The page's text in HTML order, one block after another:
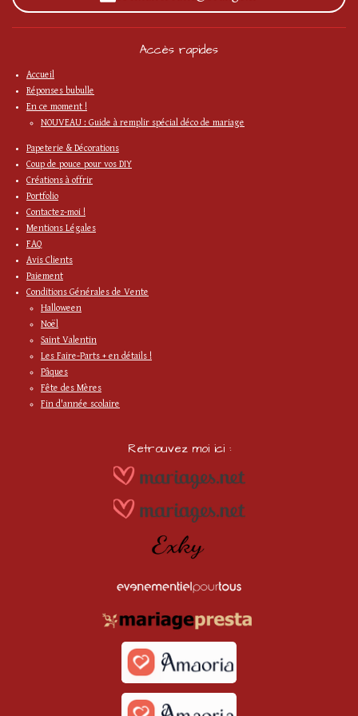
Accès rapides
Accueil
Réponses bubulle
En ce moment !
NOUVEAU : Guide à remplir spécial déco de mariage
Papeterie & Décorations
Coup de pouce pour vos DIY
Créations à offrir
Portfolio
Contactez-moi !
Mentions Légales
FAQ
Avis Clients
Paiement
Conditions Générales de Vente
Halloween
Noël
Saint Valentin
Les Faire-Parts + en détails !
Pâques
Fête des Mères
Fin d'année scolaire
Retrouvez moi ici :